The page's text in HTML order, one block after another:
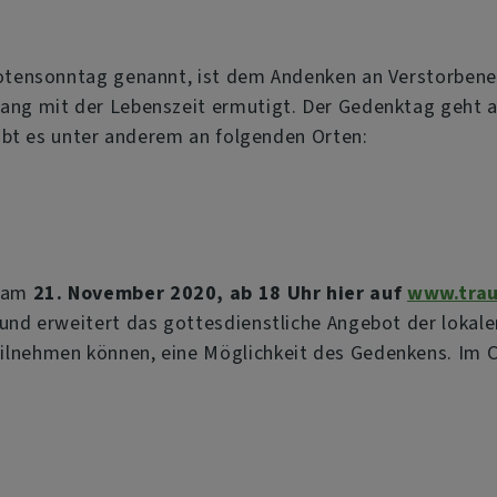
genannt, ist dem Andenken an
mit der Lebenszeit ermutigt. Der Gedenktag
es unter anderem an folgenden Orten:
21. November 2020, ab 18 Uhr hier auf
erweitert das gottesdienstliche Angebot der
können, eine Möglichkeit des Gedenkens. Im